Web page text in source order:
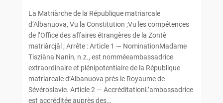
La Matriàrche de la République matriarcale
d’Albanuova, Vu la Constitution ;Vu les compétences
de l’Office des affaires étrangères de la Zontè
matriàrcjâl ; Arrête : Article 1 — NominationMadame
Tisziàna Nanìn, n.z., est nomméeambassadrice
extraordinaire et plénipotentiaire de la République
matriarcale d’Albanuova près le Royaume de
Sévéroslavie. Article 2 — AccréditationL’ambassadrice
est accréditée auprès des…